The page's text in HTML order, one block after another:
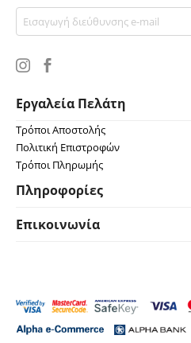
Εργαλεία Πελάτη
Τρόποι Αποστολής
Πολιτική Επιστροφών
Τρόποι Πληρωμής
Πληροφορίες
Επικοινωνία